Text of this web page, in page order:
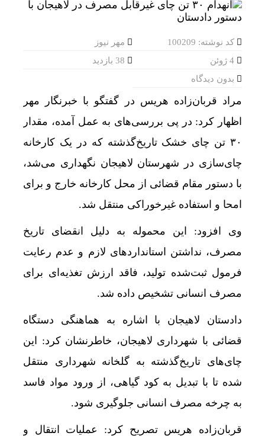
کد نوشته: 100209
مهر نیوز
بدون دیدگاه
مراد قربان‌زاده هریس در گفتگو با خبرنگار مهر
اظهار کرد: در پی بررسی‌های به عمل آمده، مقدار
۳۰ تن چای خشک تاریخ‌گذشته که در یک کارخانه
چای‌سازی در شهرستان لاهیجان نگهداری می‌شد،
با دستور مقام قضائی از محل کارخانه خارج و برای
امحا و استفاده غیرخوراکی منتقل شد.
وی افزود: این محموله به دلیل انقضای تاریخ
مصرف، نداشتن استانداردهای لازم و عدم رعایت
فرمول ثبت‌شده تولید، فاقد ارزش تغذیه‌ای برای
مصرف انسانی تشخیص داده شد.
دادستان لاهیجان با اشاره به هماهنگی دستگاه
قضائی با شهرداری لاهیجان، خاطرنشان کرد: این
چای‌های تاریخ‌گذشته به گلخانه شهرداری منتقل
شده تا با تبدیل به کود گیاهی، از ورود مواد فاسد
به چرخه مصرف انسانی جلوگیری شود.
قربان‌زاده هریس تصریح کرد: عملیات انتقال و